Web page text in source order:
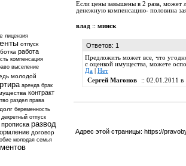
лицензия
отпуск
работа
компенсация
выселение
молодой
аренда брак
контракт
раздел права
долг беременность
декретный отпуск
прописка развод
договор
молодая семья
Если цены завышены в 2 раза, может
денежную компенсацию- половина
влад :: минск
Ответов: 1
Предложить может все, что
с оценкой имущества, можете
Да
Нет
Сергей Магонов
:: 02.01.2011
Адрес этой страницы: https://